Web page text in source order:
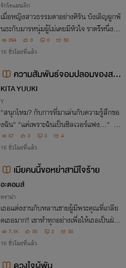
รักโรแมนติก
เมื่อหญิงสาวธรรมดาอย่างศิรัน บังเอิญผูกพั
นธะกับมารหนุ่มผู้ไม่เคยมีหัวใจ ราตรีหนึ่งใต้
แสงตะเกียงวิญญาณ กลับจุดไฟรักที่ทั้งเร่าร้
อนและต้องห้าม อยากให้ทุกคนได้ลองอ่านเรื่
294 0 0 50
16 ชั่วโมงที่แล้ว
ความสัมพันธ์จอมปลอมของสอ
งเรา(อ่านฟรี)
KITA YUUKI
Y
"สนุกไหม? กับการที่มาเล่นกับความรู้สึกขอ
งฉัน" "แค่เพราะฉันเป็นซิลเวอร์แฟง..." "ใ
ครใช้ให้นายมาชอบฉันกันล่ะ" "ควรใช้ชีวิตเจี
ยมตัวให้สมกับเป็นซิลเวอร์แฟงสิ!"
67 2 0 4
16 ชั่วโมงที่แล้ว
เมียคนนี้ขอหย่าสามีใจร้าย
อะตอมส์
ดราม่า
เธอแต่งงานกับหลานชายผู้มีพระคุณที่เกลีย
ดเธอมาก!! เขาทำทุกอย่างเพื่อให้เธอเป็นฝ่าย
ขอหย่า แต่เมื่อเธอทนไม่ไหว ขอหย่าจริงๆ เข
ากลับแทบคลั่ง กว่าจะรู้ว่าอยู่ไม่ได้เมื่อไม่มีเธ
7.1K 30 2 30
16 ชั่วโมงที่แล้ว